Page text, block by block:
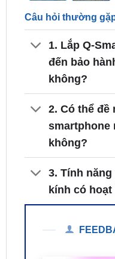
Câu hỏi thường
1. Lắp Q-
đến bảo
không?
2. Có thể đề
smartphone
không?
3. Tính
kính có